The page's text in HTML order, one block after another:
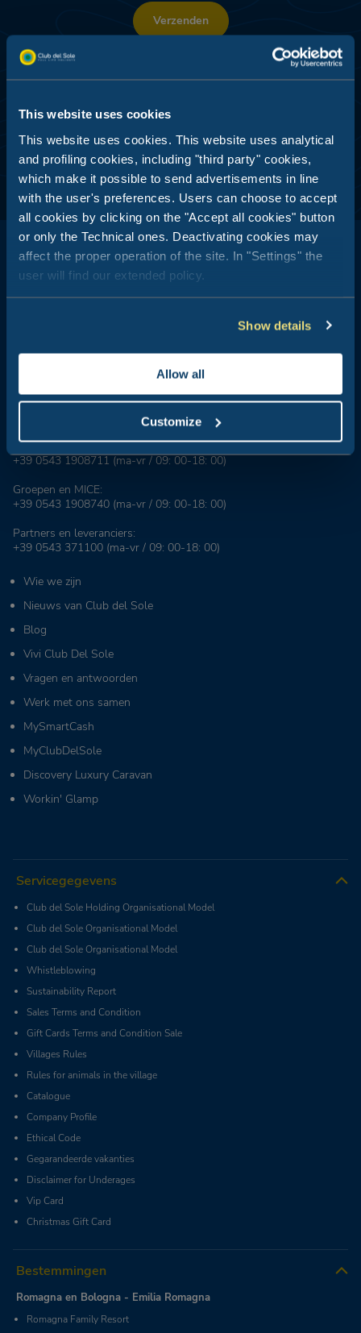
This website uses cookies
This website uses cookies. This website uses analytical
and profiling cookies, including "third party" cookies,
which make it possible to send advertisements in line
with the user's preferences. Users can choose to accept
all cookies by clicking on the "Accept all cookies" button
or only the Technical ones. Deactivating cookies may
affect the proper operation of the site. In "Settings" the
user will find our extended policy.
Show details
Allow all
Customize
Verzenden
GEGEVENSVERWERKING EN -ANALYSE
vakantiedorpen op een steenworp afstand van de zee, in de
voor de Italiaanse zomer, de meest geliefde in Italië en in de
Reserveringscentrale:
Voor agentschappen en touroperators:
+39 0543 1908711 (ma-vr / 09: 00-18: 00)
Groepen en MICE:
+39 0543 1908740 (ma-vr / 09: 00-18: 00)
Partners en leveranciers:
+39 0543 371100 (ma-vr / 09: 00-18: 00)
Wie we zijn
Nieuws van Club del Sole
Blog
Vivi Club Del Sole
Vragen en antwoorden
Werk met ons samen
MySmartCash
MyClubDelSole
Discovery Luxury Caravan
Workin' Glamp
Servicegegevens
Club del Sole Holding Organisational Model
Club del Sole Organisational Model
Club del Sole Organisational Model
Whistleblowing
Sustainability Report
Sales Terms and Condition
Gift Cards Terms and Condition Sale
Villages Rules
Rules for animals in the village
Catalogue
Company Profile
Ethical Code
Gegarandeerde vakanties
Disclaimer for Underages
Vip Card
Christmas Gift Card
Bestemmingen
Romagna en Bologna - Emilia Romagna
Romagna Family Resort